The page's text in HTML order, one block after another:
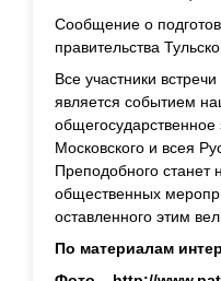
Сообщение о
правительства
Все участники
является событием
Московского и всея
Преподобного станет
общественных
оставленного этим
По материалам